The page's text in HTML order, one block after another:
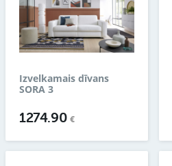
Izvelkamais dīvans
SORA 3
1274.90 €